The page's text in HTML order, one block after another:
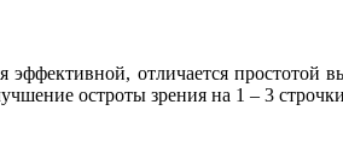
отличается
остроты зрения на 1 – 3